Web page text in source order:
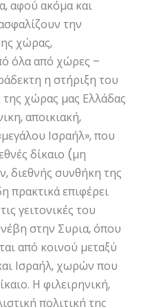
αφού ακόμα και
την
χώρας,
όλα από χώρες –
η στήριξη του
χώρας μας Ελλάδας
αποικιακή,
Ισραήλ», που
δίκαιο (μη
διεθνής συνθήκη της
πρακτικά επιφέρει
γειτονικές του
στην Συρια, όπου
από κοινού μεταξύ
Ισραήλ, χωρών που
Η φιλειρηνική,
πολιτική της